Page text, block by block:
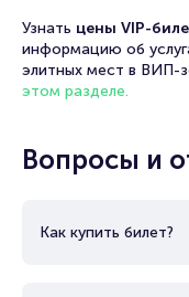
Узнать цены VIP-
информацию об
элитных мест в ВИП-
этом разделе.
Вопросы и
Как купить билет?